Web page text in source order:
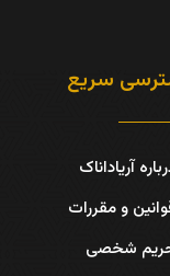
سریع
آریاداناک
و مقررات
شخصی